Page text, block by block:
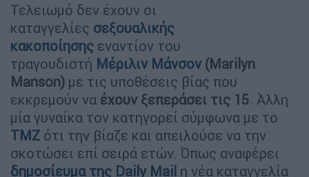
Τελειωμό δεν έχουν οι
καταγγελίες σεξουαλικής
κακοποίησης εναντίον του
τραγουδιστή Μέριλιν Μάνσον(Marilyn
Manson) με τις υποθέσεις βίας που
εκκρεμούν να έχουν ξεπεράσει τις 15. Άλλη
μία γυναίκα τον κατηγορεί σύμφωνα με το
TMZ ότι την βίαζε και απειλούσε να την
σκοτώσει επί σειρά ετών. Όπως αναφέρει
δημοσίευμα της Daily Mail η νέα καταγγελία